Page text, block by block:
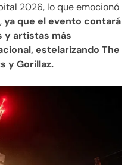
2026, lo que emocionó
ya que el evento contará
y artistas más
estelarizando The
y Gorillaz.